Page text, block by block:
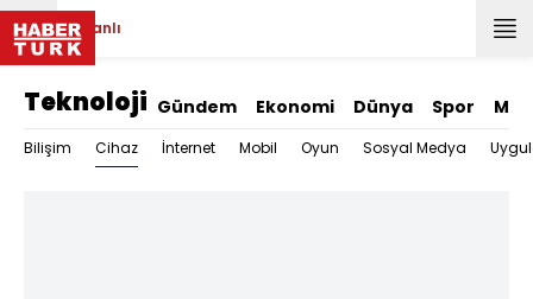
Canlı
Teknoloji Gündem Ekonomi Dünya Spor
Bilişim Cihaz İnternet Mobil Oyun Sosyal Medya